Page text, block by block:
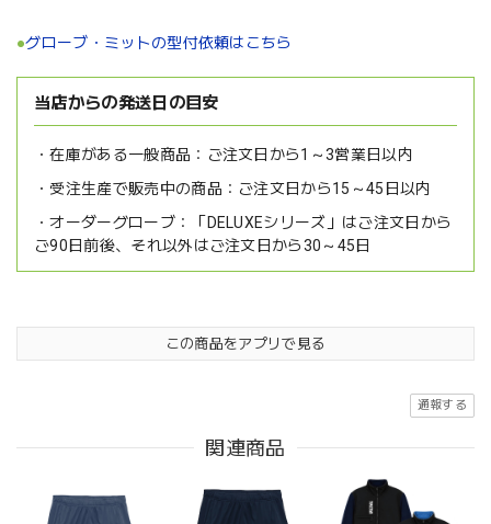
●グローブ・ミットの型付依頼はこちら
当店からの発送日の目安
在庫がある一般商品： ご注文日から1～3営業日以内
受注生産で販売中の商品： ご注文日から15～45日以内
オーダーグローブ：
「DELUXEシリーズ」はご注文日から
ご90日前後、それ以外はご注文日から30～45日
この商品をアプリで見る
通報する
関連商品